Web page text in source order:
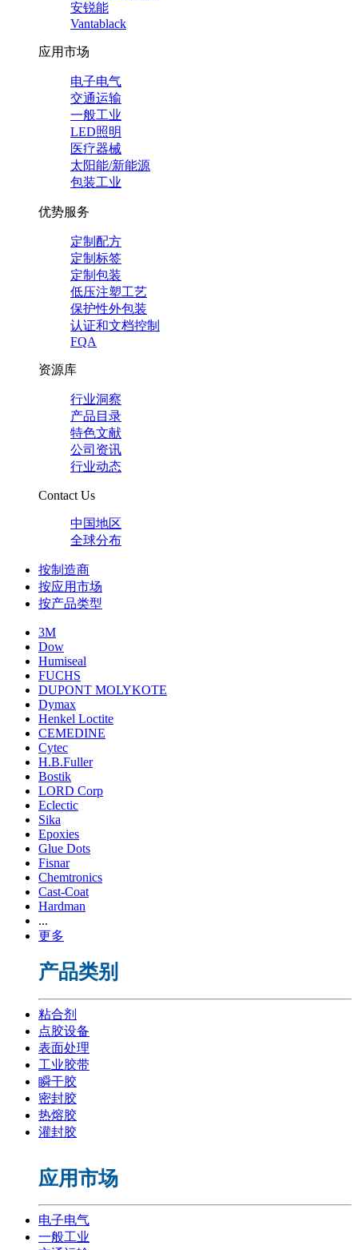
安锐能
Vantablack
应用市场
电子电气
交通运输
一般工业
LED照明
医疗器械
太阳能/新能源
包装工业
优势服务
定制配方
定制标签
定制包装
低压注塑工艺
保护性外包装
认证和文档控制
FQA
资源库
行业洞察
产品目录
特色文献
公司资讯
行业动态
Contact Us
中国地区
全球分布
按制造商
按应用市场
按产品类型
3M
Dow
Humiseal
FUCHS
DUPONT MOLYKOTE
Dymax
Henkel Loctite
CEMEDINE
Cytec
H.B.Fuller
Bostik
LORD Corp
Eclectic
Sika
Epoxies
Glue Dots
Fisnar
Chemtronics
Cast-Coat
Hardman
...
更多
产品类别
粘合剂
点胶设备
表面处理
工业胶带
瞬干胶
密封胶
热熔胶
灌封胶
应用市场
电子电气
一般工业